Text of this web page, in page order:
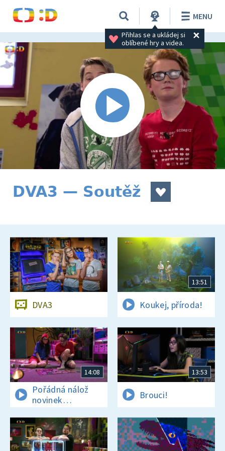
Přihlas se a ukládej si
oblíbené hry a videa.
MENU
DVA3 — Soutěž
DVA3
13:51
Koukej, příroda!
14:08
Pořádná nálož
novinek
a zajímavostí
13:53
Brouci!